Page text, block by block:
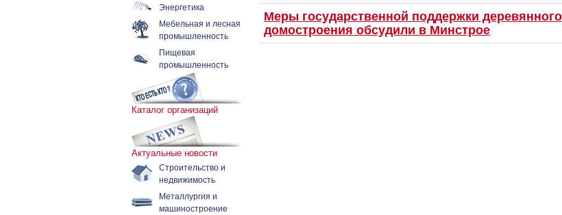
Энергетика
Мебельная и лесная
промышленность
Пищевая
промышленность
Каталог организаций
Актуальные новости
Строительство и
недвижимость
Металлургия и
машиностроение
Меры государственной поддержки деревянного
домостроения обсудили в Минстрое